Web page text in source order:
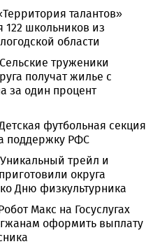
талантов»
122 школьников из
области
Сельские труженики
получат жилье с
за один процент
футбольная секция
поддержку РФС
Уникальный трейл и
округа
Дню физкультурника
Макс на Госуслугах
оформить выплату